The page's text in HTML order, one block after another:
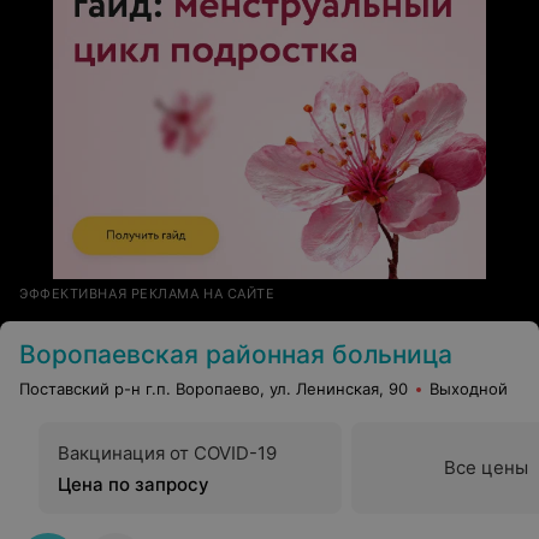
ЭФФЕКТИВНАЯ РЕКЛАМА НА САЙТЕ
Воропаевская районная больница
Поставский р-н г.п. Воропаево, ул. Ленинская, 90 Выходной
Вакцинация от COVID-19
Цена по запросу
Все цены